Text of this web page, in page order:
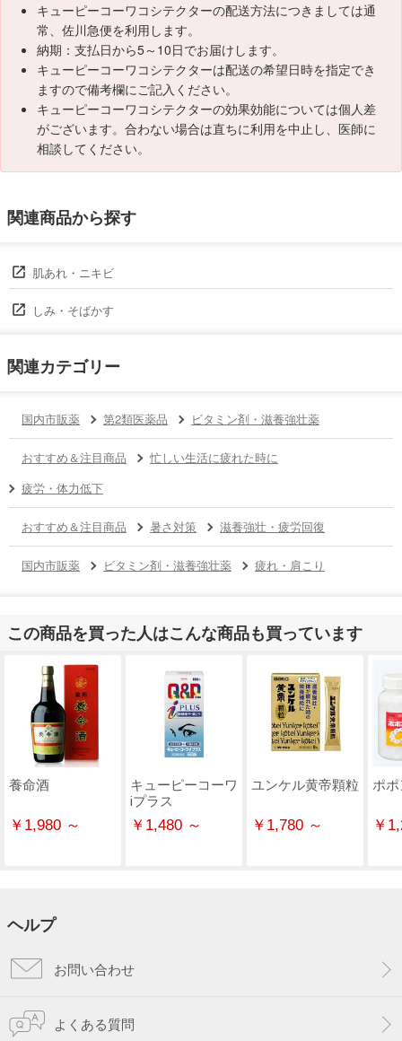
キューピーコーワコシテクターの配送方法につきましては通
常、佐川急便を利用します。
納期：支払日から5～10日でお届けします。
キューピーコーワコシテクターは配送の希望日時を指定でき
ますので備考欄にご記入ください。
キューピーコーワコシテクターの効果効能については個人差
がございます。合わない場合は直ちに利用を中止し、医師に
相談してください。
関連商品から探す
肌あれ・ニキビ
しみ・そばかす
関連カテゴリー
国内市販薬 第2類医薬品 ビタミン剤・滋養強壮薬
おすすめ＆注目商品
忙しい生活に疲れた時に
疲労・体力低下
おすすめ＆注目商品 暑さ対策 滋養強壮・疲労回復
国内市販薬 ビタミン剤・滋養強壮薬 疲れ・肩こり
この商品を買った人はこんな商品も買っています
養命酒
￥1,980 ～
キューピーコーワ
ⅰプラス
￥1,480 ～
ユンケル黄帝顆粒
￥1,780 ～
ポ
￥
ヘルプ
お問い合わせ
よくある質問